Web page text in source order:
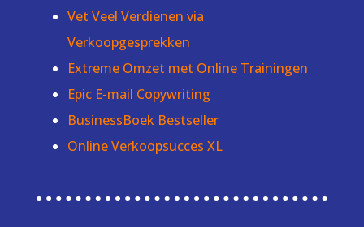
Vet Veel Verdienen via
Verkoopgesprekken
Extreme Omzet met Online Trainingen
Epic E-mail Copywriting
BusinessBoek Bestseller
Online Verkoopsucces XL